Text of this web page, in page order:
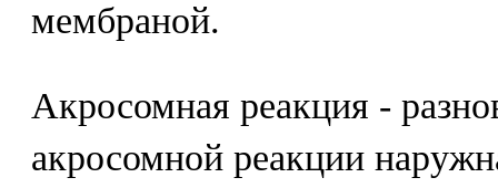
мембраной.
Акросомная реакция -
акросомной реакции